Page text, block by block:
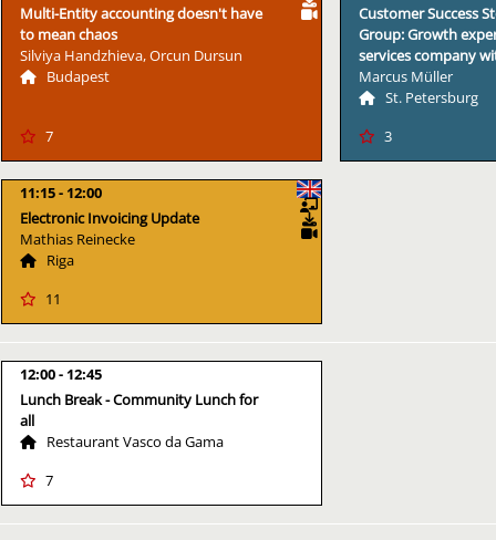
Multi-Entity accounting doesn't have
to mean chaos
Silviya Handzhieva, Orcun Dursun
Budapest
7
Customer Success
Group: Growth
services company
Marcus Müller
St. Petersburg
3
11:15
12:00
Electronic Invoicing Update
Mathias Reinecke
Riga
11
12:00
12:45
Lunch Break - Community Lunch for
all
Restaurant Vasco da Gama
7